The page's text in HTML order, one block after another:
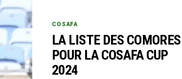
COSAFA
LA LISTE DES COMORES
POUR LA COSAFA CUP
2024